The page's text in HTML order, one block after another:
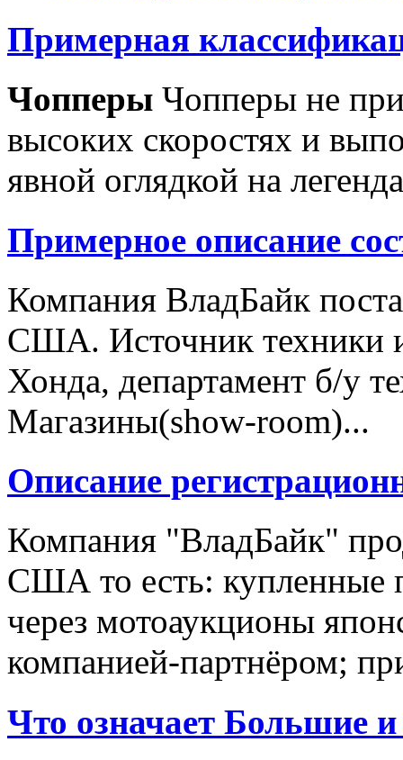
Примерная
Чопперы Чопперы не
высоких скоростях и
явной оглядкой на
Примерное описание
Компания ВладБайк
США. Источник техники
Хонда, департамент б/у
Магазины(show-room)...
Описание
Компания "ВладБайк"
США то есть: купленные
через мотоаукционы
компанией-партнёром;
Что означает Большие